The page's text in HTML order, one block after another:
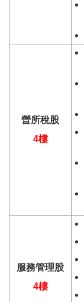
營所稅股
4樓
服務管理股
4樓